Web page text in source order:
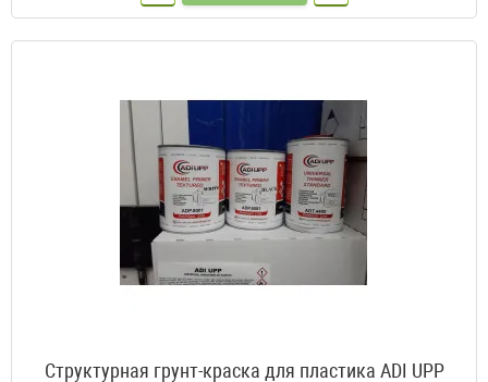
Структурная грунт-краска для пластика ADI UPP